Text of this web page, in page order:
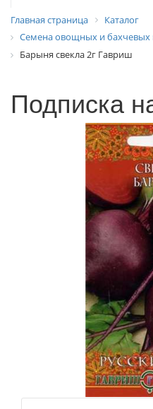
Главная страница
Каталог
Семена овощных и бахчевых
Барыня свекла 2г Гавриш
Подписка